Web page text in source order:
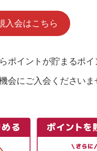
入会はこちら
ポイントが貯まるポ
会にご入会くださいま